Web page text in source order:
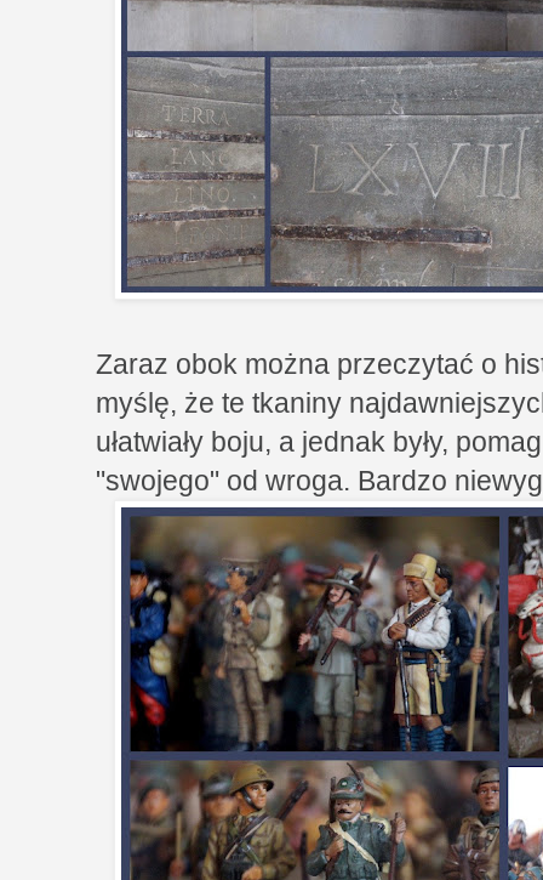
Zaraz obok można przeczytać o
myślę, że te tkaniny
ułatwiały boju, a jednak były,
"swojego" od wroga. Bardzo